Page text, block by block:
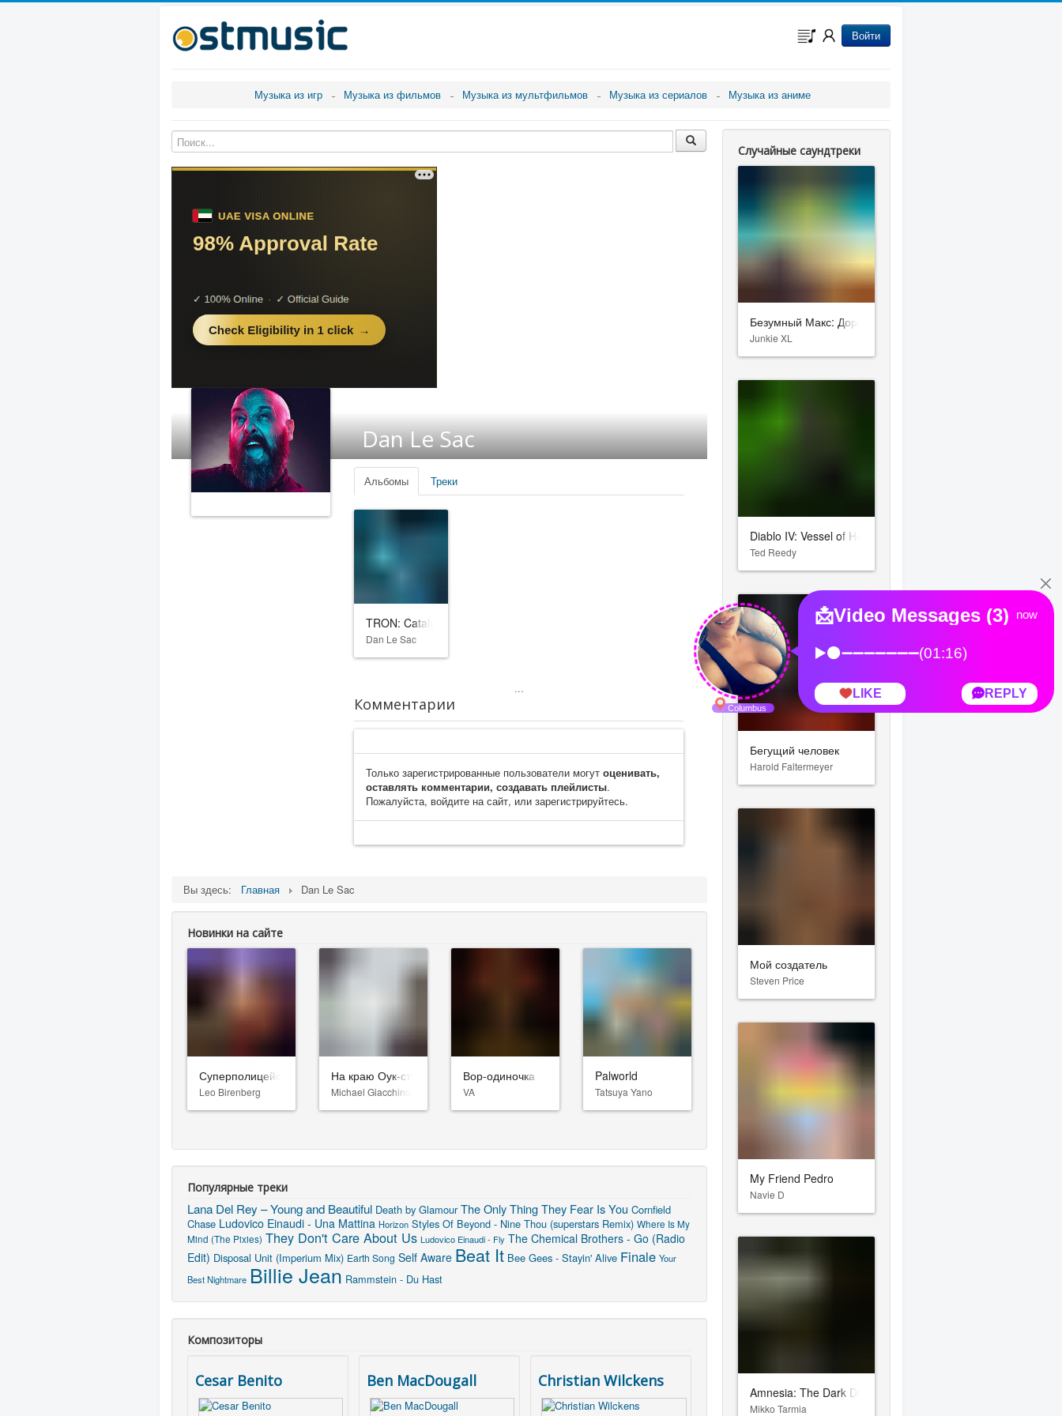
Войти
Музыка из игр Музыка из фильмов Музыка из мультфильмов Музыка из сериалов Музыка из аниме
Dan Le Sac
Альбомы Треки
TRON: Catalyst
Dan Le Sac
...
Комментарии
Только зарегистрированные пользователи могутоценивать,
оставлять комментарии, создавать плейлисты.
Пожалуйста, войдите на сайт, или зарегистрируйтесь.
Вы здесь: Главная Dan Le Sac
Новинки на сайте
Суперполицейские 3
Leo Birenberg
На краю Оук-стрит
Michael Giacchino
Вор-одиночка
VA
Palworld
Tatsuya Yano
Популярные треки
Lana Del Rey – Young and Beautiful Death by Glamour The Only Thing They Fear Is You Cornfield
Chase Ludovico Einaudi - Una Mattina Horizon Styles Of Beyond - Nine Thou (superstars Remix) Where Is My
Mind (The Pixies) They Don't Care About Us Ludovico Einaudi - Fly The Chemical Brothers - Go (Radio
Edit) Disposal Unit (Imperium Mix) Earth Song Self Aware Beat It Bee Gees - Stayin' Alive Finale Your
Best Nightmare Billie Jean Rammstein - Du Hast
Композиторы
Cesar Benito Ben MacDougall Christian Wilckens
Случайные саундтреки
Безумный Макс: Дорога ярости
Junkie XL
Diablo IV: Vessel of Hatred
Ted Reedy
Бегущий человек
Harold Faltermeyer
Мой создатель
Steven Price
My Friend Pedro
Navie D
Amnesia: The Dark Descent
Mikko Tarmia